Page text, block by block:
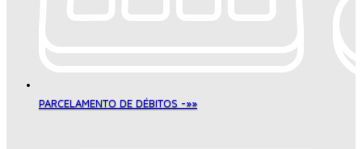
PARCELAMENTO DE DÉBITOS -»»